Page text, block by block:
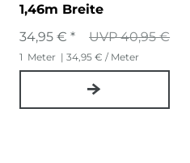
1,46m Breite
UVP 40,95 €
34,95 € *
1 Meter | 34,95 € / Meter